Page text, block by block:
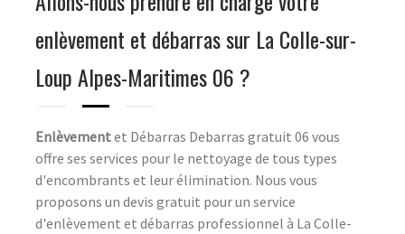
enlèvement et débarras sur La Colle-sur-
Loup Alpes-Maritimes 06 ?
Enlèvementet Débarras Debarras gratuit 06 vous
offre ses services pour le nettoyage de tous types
d'encombrants et leur élimination. Nous vous
proposons un devis gratuit pour un service
d'enlèvement et débarras professionnel à La Colle-